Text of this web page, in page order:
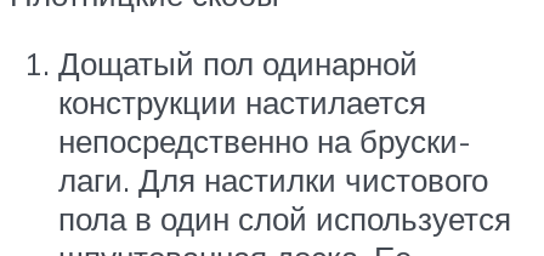
Дощатый пол одинарной
конструкции настилается
непосредственно на бруски-
лаги. Для настилки чистового
пола в один слой используется